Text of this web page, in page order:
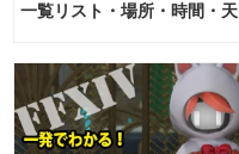
一覧リスト・場所・時間・天